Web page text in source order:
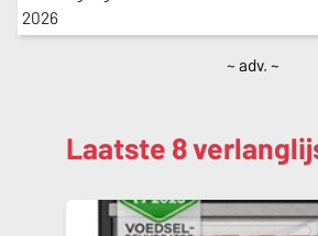
~ adv. ~
Laatste 8